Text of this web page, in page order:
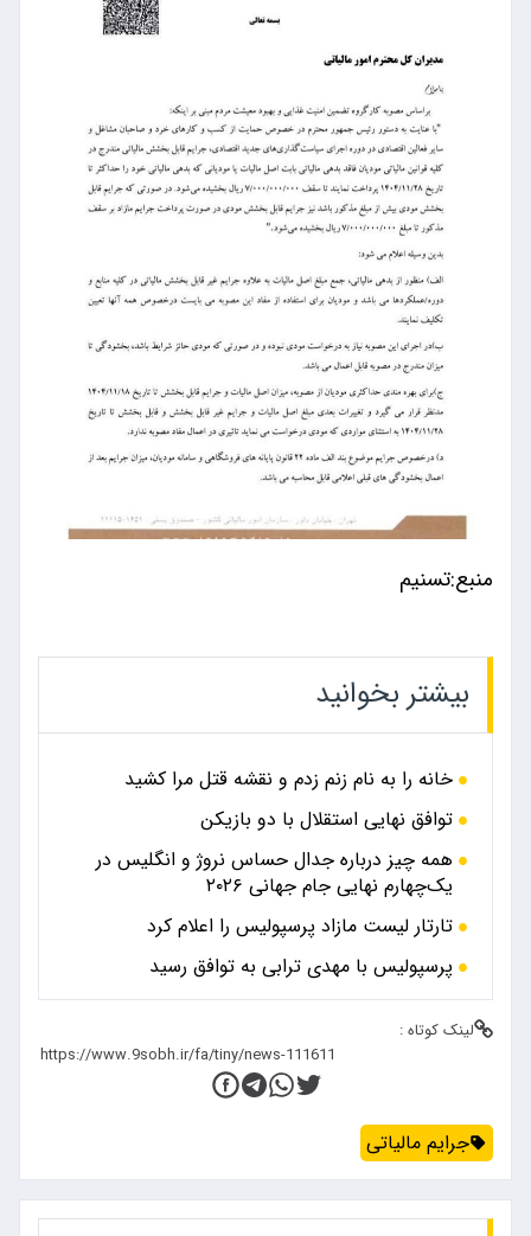
منبع:تسنیم
بیشتر بخوانید
خانه را به نام زنم زدم و نقشه قتل مرا کشید
توافق نهایی استقلال با دو بازیکن
همه چیز درباره جدال حساس نروژ و انگلیس در
یک‌چهارم نهایی جام جهانی ۲۰۲۶
تارتار لیست مازاد پرسپولیس را اعلام کرد
پرسپولیس با مهدی ترابی به توافق رسید
لینک کوتاه :
جرایم مالیاتی